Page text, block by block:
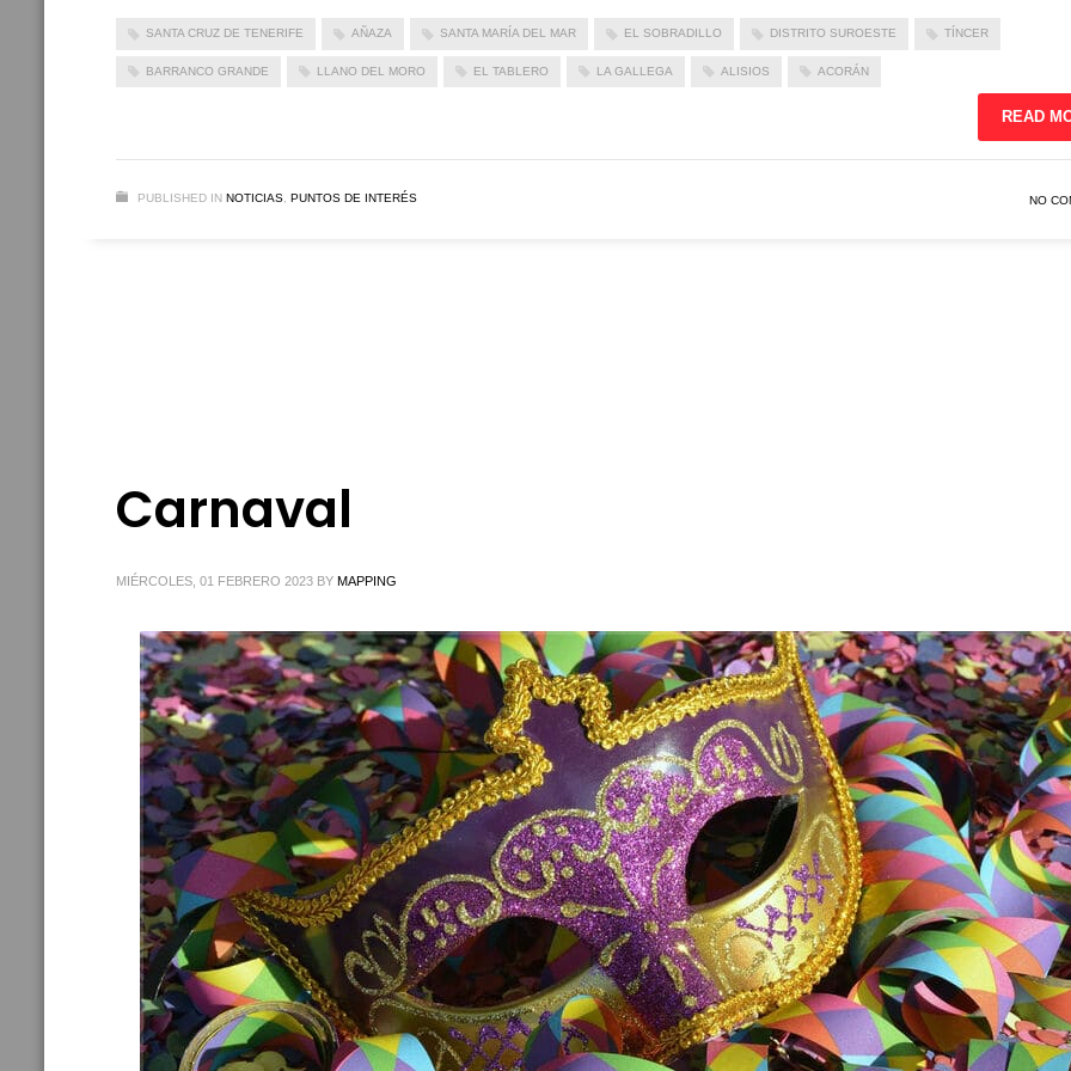
SANTA CRUZ DE TENERIFE AÑAZA SANTA MARÍA DEL MAR EL SOBRADILLO DISTRITO SUROESTE TÍNCER
BARRANCO GRANDE LLANO DEL MORO EL TABLERO LA GALLEGA ALISIOS ACORÁN
READ
PUBLISHED IN NOTICIAS PUNTOS DE INTERÉS NO
Carnaval
MIÉRCOLES, 01 FEBRERO 2023 BY MAPPING